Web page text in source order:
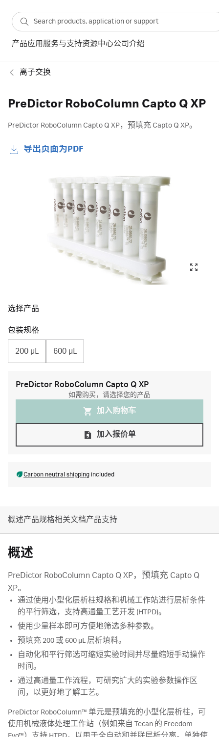
产品应用 服务与支持资源中心公司介绍
离子交换
PreDictor RoboColumn Capto Q XP
PreDictor RoboColumn Capto Q XP，预填充 Capto Q XP。
导出页面为PDF
选择产品
包装规格
200 μL 600 μL
PreDictor RoboColumn Capto Q XP
如需购买，请选择您的产品
加入购物⻋
加入报价单
Carbon neutral shipping included
概述产品规格相关文档产品支持
概述
PreDictor RoboColumn Capto Q XP，预填充 Capto Q
XP。
通过使用小型化层析柱规格和机械工作站进行层析条件
的平行筛选，支持高通量工艺开发 (HTPD)。
使用少量样本即可方便地筛选多种参数。
预填充 200 或 600 µL 层析填料。
自动化和平行筛选可缩短实验时间并尽量缩短手动操作
时间。
通过高通量工作流程，可研究扩大的实验参数操作区
间，以更好地了解工艺。
PreDictor RoboColumn™ 单元是预填充的小型化层析柱，可
使用机械液体处理工作站（例如来自 Tecan 的 Freedom